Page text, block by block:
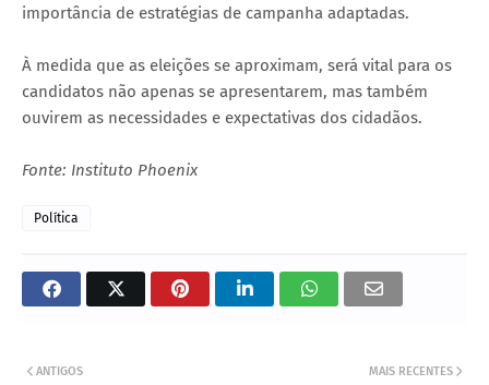
importância de estratégias de campanha adaptadas.
À medida que as eleições se aproximam, será vital para os
candidatos não apenas se apresentarem, mas também
ouvirem as necessidades e expectativas dos cidadãos.
Fonte: Instituto Phoenix
Política
MAIS RECENTES
ANTIGOS